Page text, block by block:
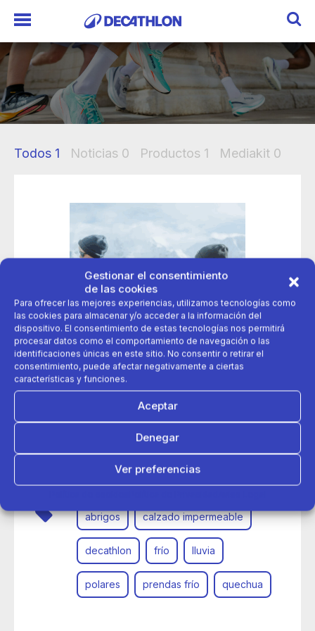
Gestionar el consentimiento
de las cookies
Para ofrecer las mejores experiencias, utilizamos tecnologías como
las cookies para almacenar y/o acceder a la información del
dispositivo. El consentimiento de estas tecnologías nos permitirá
procesar datos como el comportamiento de navegación o las
identificaciones únicas en este sitio. No consentir o retirar el
consentimiento, puede afectar negativamente a ciertas
características y funciones.
Aceptar
Denegar
Ver preferencias
Todos 1 Noticias 0 Productos 1 Mediakit 0
Decathlon protege del frío a toda la familia con sus
imprescindibles para el invierno
abrigos calzado impermeable
decathlon frío lluvia
polares prendas frío quechua